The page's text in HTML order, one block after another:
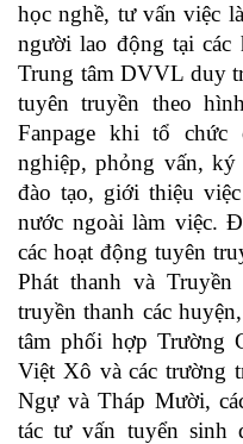
học nghề, tư vấn việc
người lao động tại các
Trung tâm DVVL duy
tuyên truyền theo
Fanpage khi tổ
nghiệp, phỏng vấn, ký
đào tạo, giới thiệu
nước ngoài làm việc.
các hoạt động tuyên
Phát thanh và
truyền thanh các
tâm phối hợp Trường
Việt Xô và các trường
Ngự và Tháp Mười,
tác tư vấn tuyển sinh